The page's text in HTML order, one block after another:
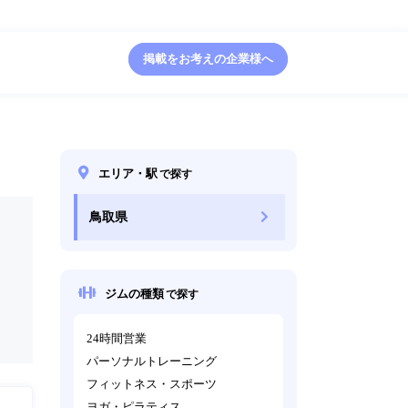
掲載をお考えの企業様へ
エリア・駅で探す
鳥取県
ジムの種類で探す
24時間営業
パーソナルトレーニング
フィットネス・スポーツ